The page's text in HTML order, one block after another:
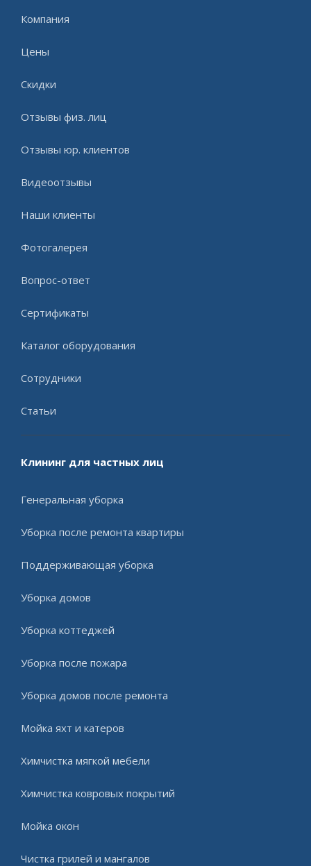
Компания
Цены
Скидки
Отзывы физ. лиц
Отзывы юр. клиентов
Видеоотзывы
Наши клиенты
Фотогалерея
Вопрос-ответ
Сертификаты
Каталог оборудования
Сотрудники
Статьи
Клининг для частных лиц
Генеральная уборка
Уборка после ремонта квартиры
Поддерживающая уборка
Уборка домов
Уборка коттеджей
Уборка после пожара
Уборка домов после ремонта
Мойка яхт и катеров
Химчистка мягкой мебели
Химчистка ковровых покрытий
Мойка окон
Чистка грилей и мангалов